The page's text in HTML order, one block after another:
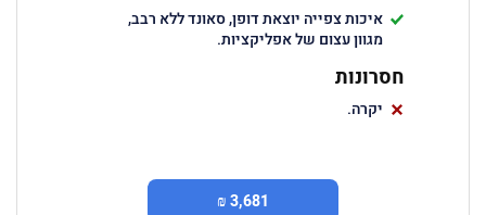
איכות צפייה יוצאת דופן, סאונד ללא רבב,
מגוון עצום של אפליקציות.
חסרונות
יקרה.
3,681 ₪